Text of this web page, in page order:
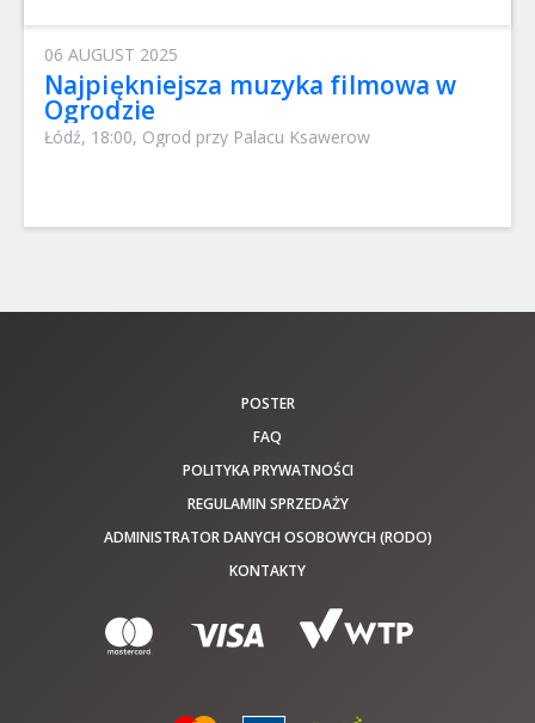
06 AUGUST 2025
Najpiękniejsza muzyka filmowa w
Ogrodzie
Łódź, 18:00, Ogrod przy Palacu Ksawerow
POSTER
FAQ
POLITYKA PRYWATNOŚCI
REGULAMIN SPRZEDAŻY
ADMINISTRATOR DANYCH OSOBOWYCH (RODO)
KONTAKTY